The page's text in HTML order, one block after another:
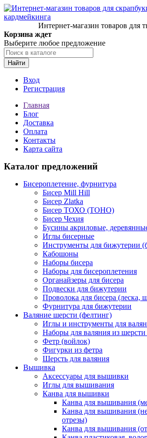
Интернет-магазин товаров для
Корзина ждет
Выберите любое предложение
Найти
Вход
Регистрация
Главная
Блог
Доставка
Оплата
Контакты
Карта сайта
Каталог предложений
Бисероплетение, фурнитура
Бисер Mill Hill
Бисер Zlatka
Бисер ТОХО (TOHO)
Бисер Чехия
Бусины акриловые,
Иглы бисерные
Инструменты для бижутерии
Кабошоны
Наборы бисера
Наборы для бисероплетения
Органайзеры для бисера
Подвески для бижутерии
Проволока для бисера (леска,
Фурнитура для бижутерии
Валяние шерсти (фелтинг)
Иглы и инструменты для
Наборы для валяния из шерсти
Фетр (войлок)
Фигурки из фетра
Шерсть для валяния
Вышивка
Аксессуары для вышивки
Иглы для вышивания
Канва для вышивки
Канва для вышивания
Канва для вышивания
отрезы)
Канва для вышивания